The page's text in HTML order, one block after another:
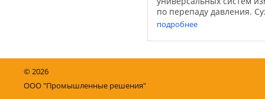
по перепаду давления.
устройства: трубы
диафрагмы и датчики
подробнее
©2026
ООО "Промышленные решения"